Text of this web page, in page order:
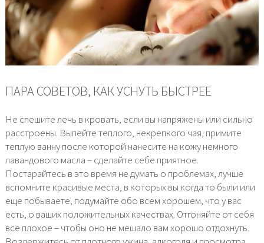
ПАРА СОВЕТОВ, КАК УСНУТЬ БЫСТРЕЕ
Не спешите лечь в кровать, если вы напряжены или сильно
расстроены. Выпейте теплого, некрепкого чая, примите
теплую ванну после которой нанесите на кожу немного
лавандового масла – сделайте себе приятное.
Постарайтесь в это время не думать о проблемах, лучше
вспомните красивые места, в которых вы когда то были или
еще побываете, подумайте обо всем хорошем, что у вас
есть, о ваших положительных качествах. Отгоняйте от себя
все плохое – чтобы оно не мешало вам хорошо отдохнуть.